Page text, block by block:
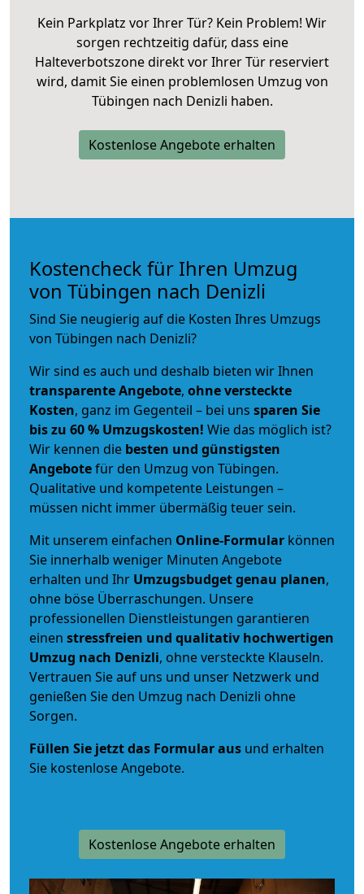
Kein Parkplatz vor Ihrer Tür? Kein Problem! Wir
sorgen rechtzeitig dafür, dass eine
Halteverbotszone direkt vor Ihrer Tür reserviert
wird, damit Sie einen problemlosen Umzug von
Tübingen nach Denizli haben.
Kostenlose Angebote erhalten
Kostencheck für Ihren Umzug
von Tübingen nach Denizli
Sind Sie neugierig auf die Kosten Ihres Umzugs
von Tübingen nach Denizli?
Wir sind es auch und deshalb bieten wir Ihnen
transparente Angebote, ohne versteckte
Kosten, ganz im Gegenteil – bei uns sparen Sie
bis zu 60 % Umzugskosten! Wie das möglich ist?
Wir kennen die besten und günstigsten
Angebotefür den Umzug von Tübingen.
Qualitative und kompetente Leistungen –
müssen nicht immer übermäßig teuer sein.
Mit unserem einfachen Online-Formular können
Sie innerhalb weniger Minuten Angebote
erhalten und Ihr Umzugsbudgetgenau planen,
ohne böse Überraschungen. Unsere
professionellen Dienstleistungen garantieren
einen stressfreien und qualitativ hochwertigen
Umzug nach Denizli, ohne versteckte Klauseln.
Vertrauen Sie auf uns und unser Netzwerk und
genießen Sie den Umzug nach Denizli ohne
Sorgen.
Füllen Sie jetzt das Formular aus und erhalten
Sie kostenlose Angebote.
Kostenlose Angebote erhalten